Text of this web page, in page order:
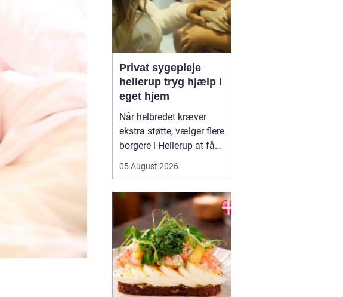
Privat sygepleje
hellerup tryg hjælp i
eget hjem
Når helbredet kræver
ekstra støtte, vælger flere
borgere i Hellerup at få
sygepleje i hjemmet. Det
nærvær og kontinuitet i
hverdagen, som kan
være svær at finde i et
travlt offentligt
sundhedsvæsen. Med
privat ...
05 August 2026